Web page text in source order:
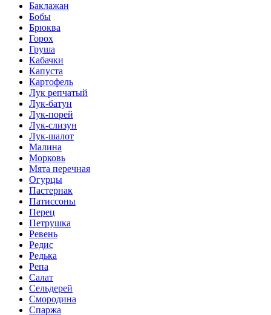
Баклажан
Бобы
Брюква
Горох
Груша
Кабачки
Капуста
Картофель
Лук репчатый
Лук-батун
Лук-порей
Лук-слизун
Лук-шалот
Малина
Морковь
Мята перечная
Огурцы
Пастернак
Патиссоны
Перец
Петрушка
Ревень
Редис
Редька
Репа
Салат
Сельдерей
Смородина
Спаржа